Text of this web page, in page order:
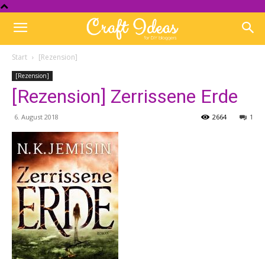
Start [Rezension]
[Rezension]
[Rezension] Zerrissene Erde
6. August 2018 1
2664